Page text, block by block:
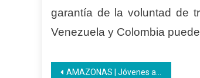
garantía de la voluntad de
Venezuela y Colombia
Navegación
AMAZONAS | Jóvenes aprendices realizan labor social